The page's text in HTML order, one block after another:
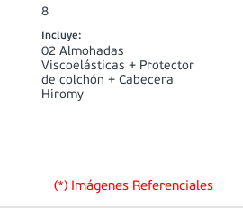
8
Incluye:
02 Almohadas
Viscoelásticas + Protector
de colchón + Cabecera
Hiromy
(*) Imágenes Referenciales